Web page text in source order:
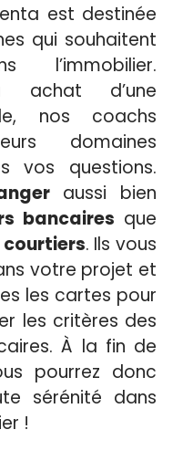
est destinée
qui souhaitent
achat d’une
nos coachs
domaines
vos questions.
aussi bien
bancaires que
courtiers. Ils vous
votre projet et
les cartes pour
les critères des
À la fin de
pourrez donc
sérénité dans
!